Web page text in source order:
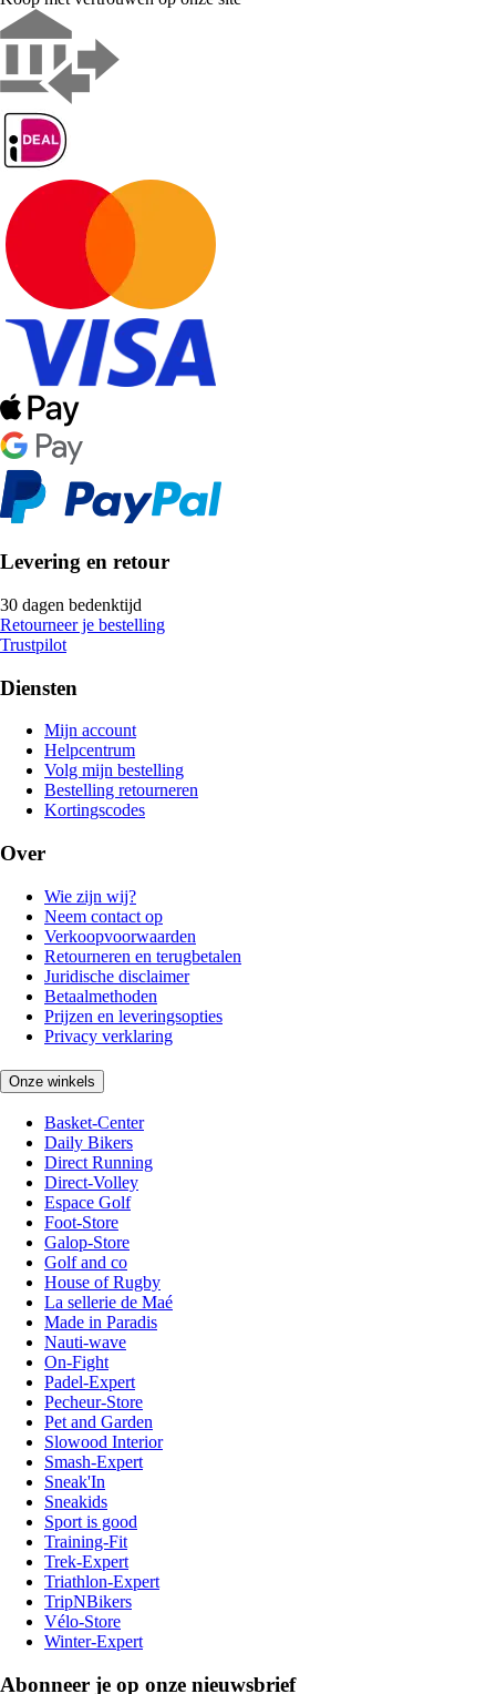
Levering en retour
30 dagen bedenktijd
Retourneer je bestelling
Trustpilot
Diensten
Mijn account
Helpcentrum
Volg mijn bestelling
Bestelling retourneren
Kortingscodes
Over
Wie zijn wij?
Neem contact op
Verkoopvoorwaarden
Retourneren en terugbetalen
Juridische disclaimer
Betaalmethoden
Prijzen en leveringsopties
Privacy verklaring
Onze winkels
Basket-Center
Daily Bikers
Direct Running
Direct-Volley
Espace Golf
Foot-Store
Galop-Store
Golf and co
House of Rugby
La sellerie de Maé
Made in Paradis
Nauti-wave
On-Fight
Padel-Expert
Pecheur-Store
Pet and Garden
Slowood Interior
Smash-Expert
Sneak'In
Sneakids
Sport is good
Training-Fit
Trek-Expert
Triathlon-Expert
TripNBikers
Vélo-Store
Winter-Expert
Abonneer je op onze nieuwsbrief